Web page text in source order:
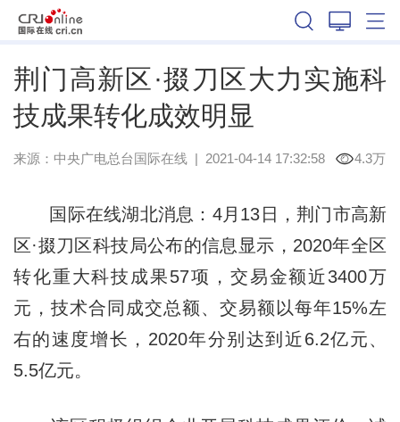
荆门高新区·掇刀区大力实施科
技成果转化成效明显
来源： 中央广电总台国际在线| 2021-04-14 17:32:58 4.3万
国际在线湖北消息：4月13日，荆门市高新
区·掇刀区科技局公布的信息显示，2020年全区
转化重大科技成果57项，交易金额近3400万
元，技术合同成交总额、交易额以每年15%左
右的速度增长，2020年分别达到近6.2亿元、
5.5亿元。